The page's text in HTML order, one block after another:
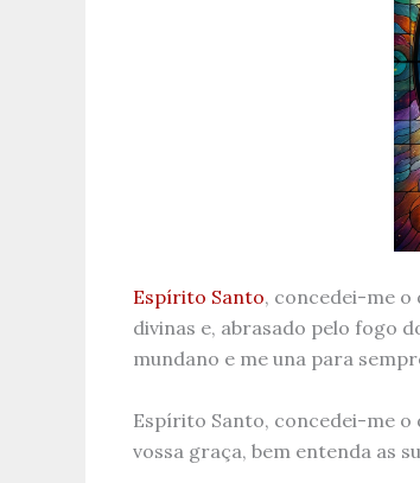
Espírito Santo, concedei-me o
divinas e, abrasado pelo fogo
mundano e me una para
Espírito Santo, concedei-me o
vossa graça, bem entenda as